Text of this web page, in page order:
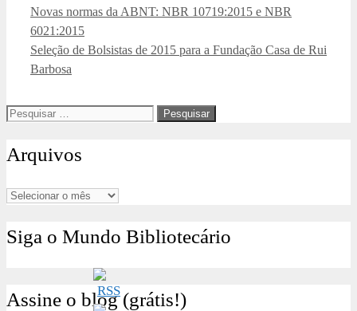
Novas normas da ABNT: NBR 10719:2015 e NBR
6021:2015
Seleção de Bolsistas de 2015 para a Fundação Casa de Rui
Barbosa
Pesquisar
Arquivos
Arquivos
Siga o Mundo Bibliotecário
Assine o blog (grátis!)